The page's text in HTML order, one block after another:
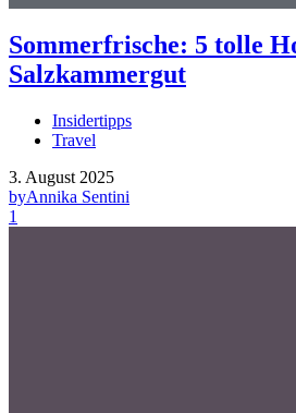
Sommerfrische: 5 tolle
Salzkammergut
Insidertipps
Travel
3. August 2025
byAnnika Sentini
1